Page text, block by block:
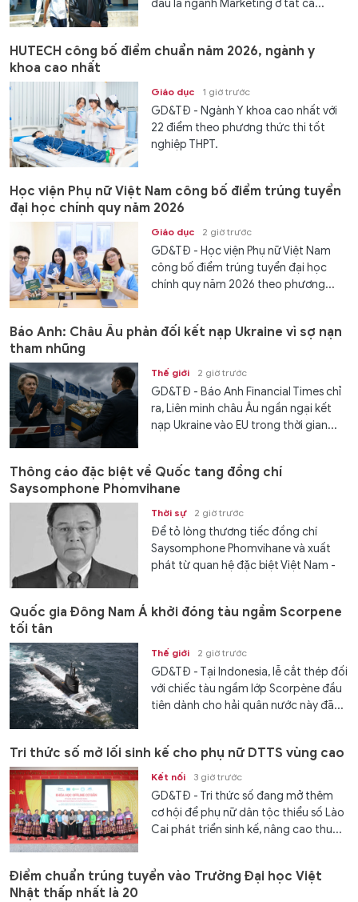
đầu là ngành Marketing ở tất cả...
HUTECH công bố điểm chuẩn năm 2026, ngành y
khoa cao nhất
Giáo dục 1 giờ trước
GD&TĐ - Ngành Y khoa cao nhất với
22 điểm theo phương thức thi tốt
nghiệp THPT.
Học viện Phụ nữ Việt Nam công bố điểm trúng tuyển
đại học chính quy năm 2026
Giáo dục 2 giờ trước
GD&TĐ - Học viện Phụ nữ Việt Nam
công bố điểm trúng tuyển đại học
chính quy năm 2026 theo phương...
Báo Anh: Châu Âu phản đối kết nạp Ukraine vì sợ nạn
tham nhũng
Thế giới 2 giờ trước
GD&TĐ - Báo Anh Financial Times chỉ
ra, Liên minh châu Âu ngần ngại kết
nạp Ukraine vào EU trong thời gian...
Thông cáo đặc biệt về Quốc tang đồng chí
Saysomphone Phomvihane
Thời sự 2 giờ trước
Để tỏ lòng thương tiếc đồng chí
Saysomphone Phomvihane và xuất
phát từ quan hệ đặc biệt Việt Nam -
Cộng hoà xã hội Chủ nghĩa Việt Nam,
nghĩa Việt Nam, Chính phủ nước Cộng
hoà xã hội Chủ nghĩa Việt Nam...
Quốc gia Đông Nam Á khởi đóng tàu ngầm Scorpene
tối tân
Thế giới 2 giờ trước
GD&TĐ - Tại Indonesia, lễ cắt thép đối
với chiếc tàu ngầm lớp Scorpène đầu
tiên dành cho hải quân nước này đã...
Tri thức số mở lối sinh kế cho phụ nữ DTTS vùng cao
Kết nối 3 giờ trước
GD&TĐ - Tri thức số đang mở thêm
cơ hội để phụ nữ dân tộc thiểu số Lào
Cai phát triển sinh kế, nâng cao thu...
Điểm chuẩn trúng tuyển vào Trường Đại học Việt
Nhật thấp nhất là 20